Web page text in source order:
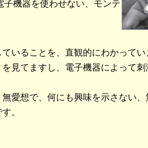
機器を使わせない、モンテ
いることを、直観的にわかってい
見てますし、電子機器によって
愛想で、何にも興味を示さない、
。